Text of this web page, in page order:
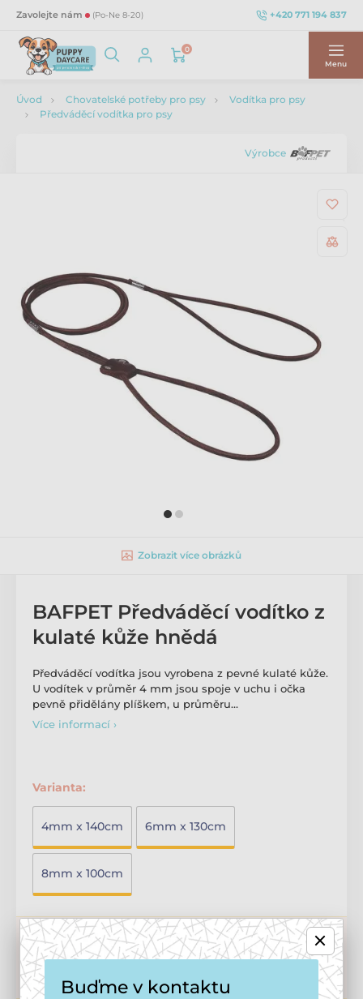
Zavolejte nám (Po-Ne 8-20) +420 771 194 837
0
Menu
Úvod Chovatelské potřeby pro psy
Vodítka pro psy
Předváděcí vodítka pro psy
Výrobce
Zobrazit více obrázků
BAFPET Předváděcí vodítko z
kulaté kůže hnědá
Předváděcí vodítka jsou vyrobena z pevné kulaté kůže.
U vodítek v průměr 4 mm jsou spoje v uchu i očka
pevně přidělány plíškem, u průměru…
Více informací ›
Varianta:
4mm x 140cm 6mm x 130cm
8mm x 100cm
3 - 5 dní
Možnosti dopravy ›
Objednávky do 15. 8. 12:00, předpokládané dodání:u vás v
neděli ne 16. 8.
Buďme v kontaktu